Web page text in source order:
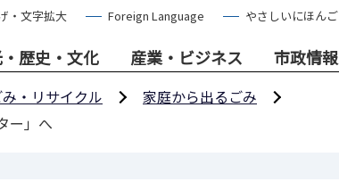
・文字拡大 Foreign Language やさしいにほんご
歴史・文化 産業・ビジネス 市政情報
み・リサイクル
家庭から出るごみ
ー」へ